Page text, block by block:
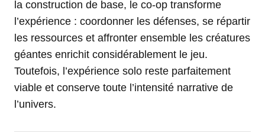
la construction de base, le co-op transforme
l’expérience : coordonner les défenses, se répartir
les ressources et affronter ensemble les créatures
géantes enrichit considérablement le jeu.
Toutefois, l’expérience solo reste parfaitement
viable et conserve toute l’intensité narrative de
l’univers.